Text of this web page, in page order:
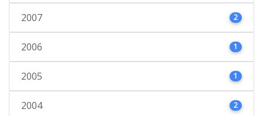
2007 2
2006 1
2005 1
2004 2